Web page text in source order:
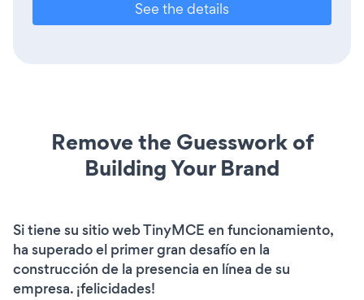
See the details
Remove the Guesswork of
Building Your Brand
Si tiene su sitio web TinyMCE en funcionamiento,
ha superado el primer gran desafío en la
construcción de la presencia en línea de su
empresa. ¡felicidades!